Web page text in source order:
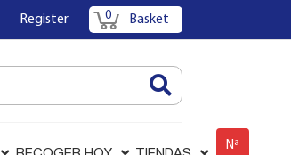
Register 0 Basket
Nª